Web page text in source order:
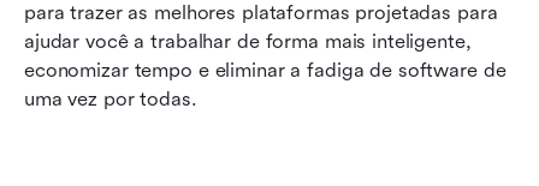
para trazer as melhores plataformas projetadas para
ajudar você a trabalhar de forma mais inteligente,
economizar tempo e eliminar a fadiga de software de
uma vez por todas.